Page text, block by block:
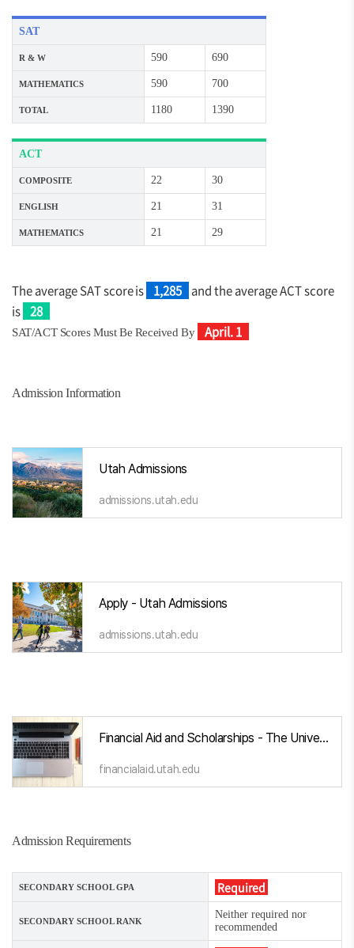
SAT
R & W 590 690
MATHEMATICS 590 700
TOTAL 1180 1390
ACT
COMPOSITE 22 30
ENGLISH 21 31
MATHEMATICS 21 29
The average SAT score is 1,285 and the average ACT score
is 28
SAT/ACT Scores Must Be Received By April. 1
Admission Information
Utah Admissions
admissions.utah.edu
Apply - Utah Admissions
admissions.utah.edu
Financial Aid and Scholarships - The University of Utah
financialaid.utah.edu
Admission Requirements
SECONDARY SCHOOL GPA Required
SECONDARY SCHOOL RANK
Neither required nor
recommended